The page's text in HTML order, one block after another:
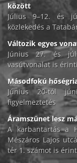
között
Július 9–12. és
közlekedés a
Változik egyes
Június 27. és
vasútvonalat is
Másodfokú
Június 20-tól
figyelmeztetés
Áramszünet lesz
A karbantartás a
Mészáros Lajos
tér 1. számot is